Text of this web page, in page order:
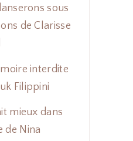
sous
de Clarisse
interdite
Filippini
mieux dans
de Nina